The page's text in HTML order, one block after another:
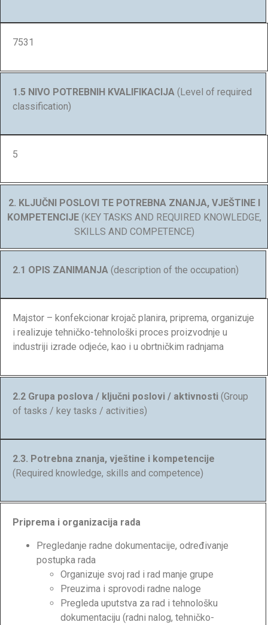
7531
1.5 NIVO POTREBNIH KVALIFIKACIJA (Level of required
classification)
5
2. KLJUČNI POSLOVI TE POTREBNA ZNANJA, VJEŠTINE I
KOMPETENCIJE(KEY TASKS AND REQUIRED KNOWLEDGE,
SKILLS AND COMPETENCE)
2.1 OPIS ZANIMANJA (description of the occupation)
Majstor – konfekcionar krojač planira, priprema, organizuje
i realizuje tehničko-tehnološki proces proizvodnje u
industriji izrade odjeće, kao i u obrtničkim radnjama
2.2 Grupa poslova / ključni poslovi / aktivnosti (Group
of tasks / key tasks / activities)
2.3. Potrebna znanja, vještine i kompetencije
(Required knowledge, skills and competence)
Priprema i organizacija rada
Pregledanje radne dokumentacije, određivanje
postupka rada
Organizuje svoj rad i rad manje grupe
Preuzima i sprovodi radne naloge
Pregleda uputstva za rad i tehnološku
dokumentaciju (radni nalog, tehničko-